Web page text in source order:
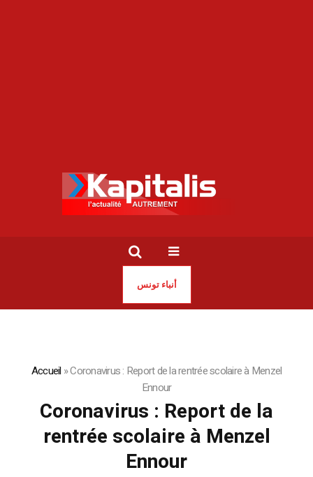
أنباء تونس
Accueil »Coronavirus : Report de la rentrée scolaire à Menzel
Ennour
Coronavirus : Report de la
rentrée scolaire à Menzel
Ennour